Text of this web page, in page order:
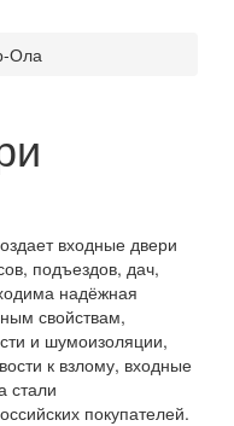
Ола
входные двери
подъездов, дач,
надёжная
свойствам,
и шумоизоляции,
к взлому, входные
стали
покупателей.